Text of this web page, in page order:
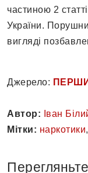
частиною 2
України.
вигляді
Джерело:
Автор: Іван
Мітки: наркотики,